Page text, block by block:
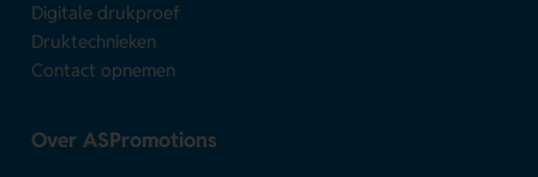
Digitale drukproef
Druktechnieken
Contact opnemen
Over ASPromotions